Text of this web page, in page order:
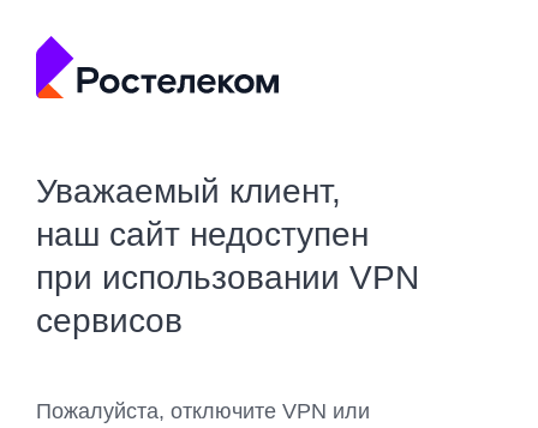
Уважаемый клиент,
наш сайт недоступен
при использовании VPN
сервисов
Пожалуйста, отключите VPN или